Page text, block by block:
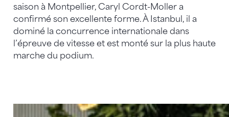
saison à Montpellier, Caryl Cordt-Moller a
confirmé son excellente forme. À Istanbul, il a
dominé la concurrence internationale dans
l’épreuve de vitesse et est monté sur la plus haute
marche du podium.